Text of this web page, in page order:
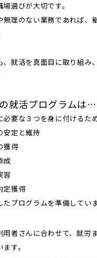
選びが大切です。
無理のない業務であれば、
、就活を真面目に取り組み
就活プログラムは…
必要な３つを身に付けるため
安定と維持
獲得
成
習
定獲得
プログラムを準備していま
用者さんに合わせて、就労
す。